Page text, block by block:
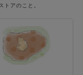
アのこと。